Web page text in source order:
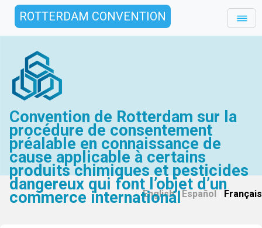
ROTTERDAM CONVENTION
Convention de Rotterdam sur la
procédure de consentement
préalable en connaissance de
cause applicable à certains
produits chimiques et pesticides
dangereux qui font l’objet d’un
commerce international
English| Español Français